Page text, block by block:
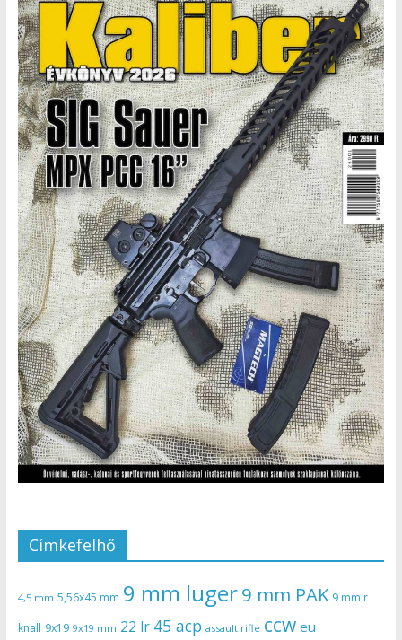
Címkefelhő
4,5 mm 5,56x45 mm 9 mm luger9 mm PAK 9 mm r
knall 9x19 9x19 mm 22 lr 45 acp assault rifle ccw eu